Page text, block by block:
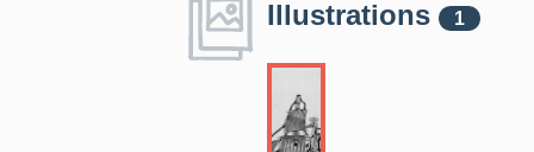
Illustrations 1